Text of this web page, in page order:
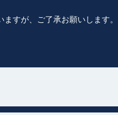
すが、ご了承お願いします。